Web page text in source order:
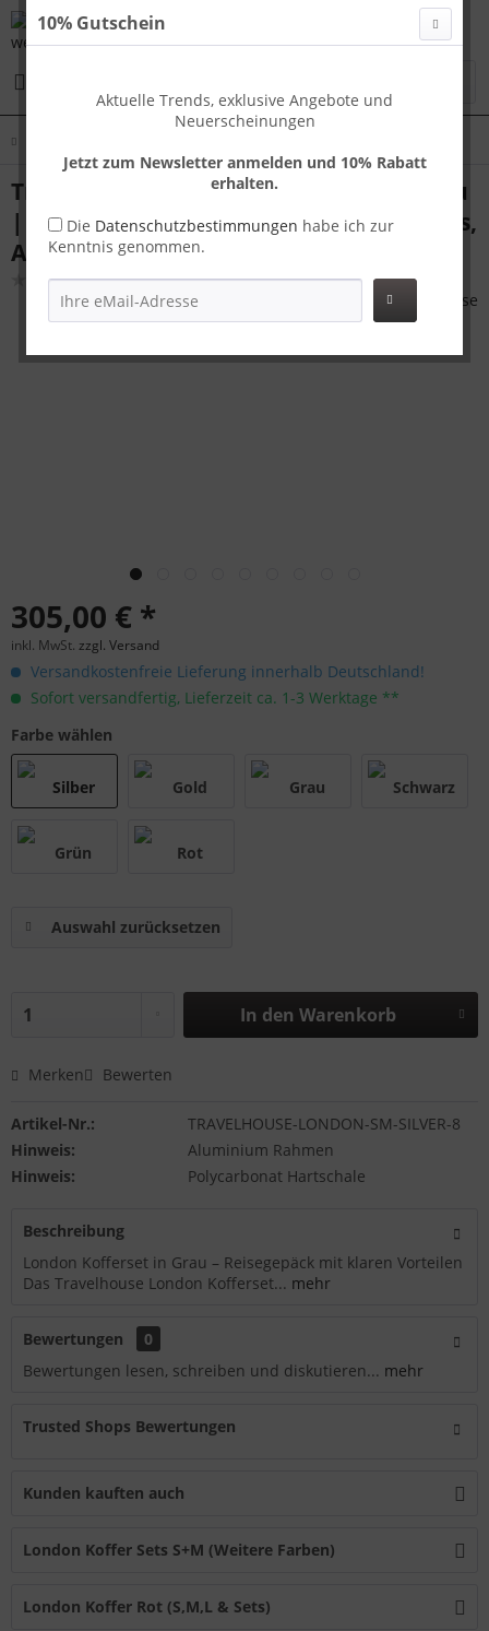
Travelhouse London Kofferset S+M Grau
| Polycarbonat-Hartschale | TSA-Schloss,
Aluminiumrahmen
305,00 € *
inkl. MwSt. zzgl. Versand
Versandkostenfreie Lieferung innerhalb Deutschland!
Sofort versandfertig, Lieferzeit ca. 1-3 Werktage **
Farbe wählen
Auswahl zurücksetzen
In den Warenkorb
Merken Bewerten
Artikel-Nr.:
TRAVELHOUSE-LONDON-SM-SILVER-8
Hinweis:
Aluminium Rahmen
Hinweis:
Polycarbonat Hartschale
Beschreibung
London Kofferset in Grau – Reisegepäck mit klaren Vorteilen
Das Travelhouse London Kofferset... mehr
Bewertungen
0
Bewertungen lesen, schreiben und diskutieren... mehr
Trusted Shops Bewertungen
Kunden kauften auch
London Koffer Sets S+M (Weitere Farben)
London Koffer Rot (S,M,L & Sets)
10% Gutschein
Aktuelle Trends, exklusive Angebote und
Neuerscheinungen
Jetzt zum Newsletter anmelden und 10% Rabatt
erhalten.
Die Datenschutzbestimmungen habe ich zur
Kenntnis genommen.